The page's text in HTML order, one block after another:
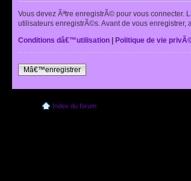
Vous devez Ãªtre enregistrÃ© pour vous
utilisateurs enregistrÃ©s. Avant de vous
Conditions dâ€™utilisation
Politique de vie
Mâ€™enregistrer
Index du forum